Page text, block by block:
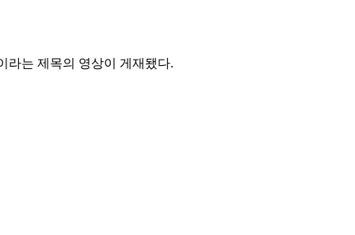
라는 제목의 영상이 게재됐다.